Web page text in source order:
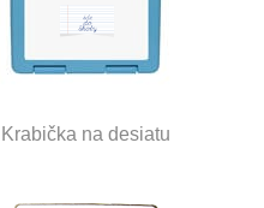
Krabička na desiatu